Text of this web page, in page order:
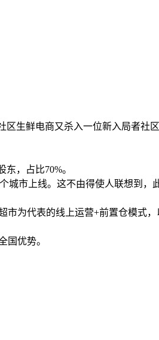
生鲜电商又杀入一位新入局者社
，占比70%。
城市上线。这不由得使人联想到
为代表的线上运营+前置仓模式
国优势。